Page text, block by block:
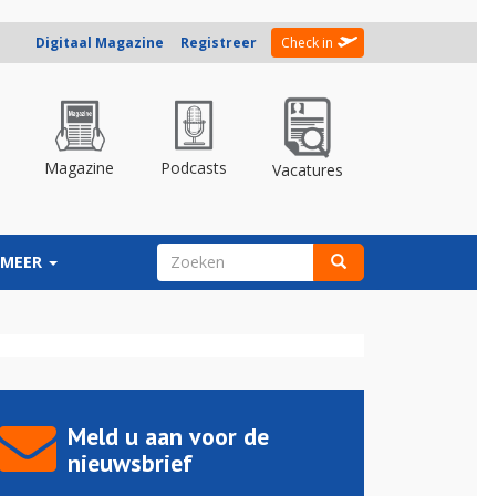
Digitaal Magazine Registreer Check in
Magazine Podcasts Vacatures
MEER ZOEKVELD
Meld u aan voor de
nieuwsbrief